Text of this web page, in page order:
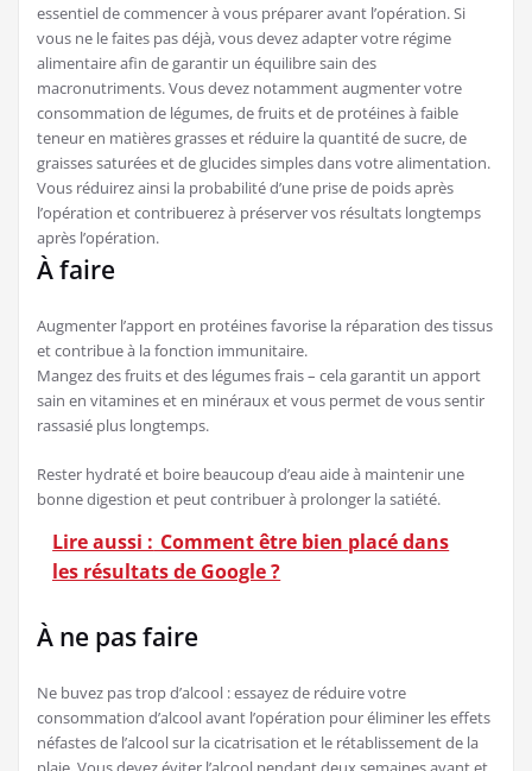
essentiel de commencer à vous préparer avant l’opération. Si
vous ne le faites pas déjà, vous devez adapter votre régime
alimentaire afin de garantir un équilibre sain des
macronutriments. Vous devez notamment augmenter votre
consommation de légumes, de fruits et de protéines à faible
teneur en matières grasses et réduire la quantité de sucre, de
graisses saturées et de glucides simples dans votre alimentation.
Vous réduirez ainsi la probabilité d’une prise de poids après
l’opération et contribuerez à préserver vos résultats longtemps
après l’opération.
À faire
Augmenter l’apport en protéines favorise la réparation des tissus
et contribue à la fonction immunitaire.
Mangez des fruits et des légumes frais – cela garantit un apport
sain en vitamines et en minéraux et vous permet de vous sentir
rassasié plus longtemps.
Rester hydraté et boire beaucoup d’eau aide à maintenir une
bonne digestion et peut contribuer à prolonger la satiété.
Lire aussi : Comment être bien placé dans
les résultats de Google ?
À ne pas faire
Ne buvez pas trop d’alcool : essayez de réduire votre
consommation d’alcool avant l’opération pour éliminer les effets
néfastes de l’alcool sur la cicatrisation et le rétablissement de la